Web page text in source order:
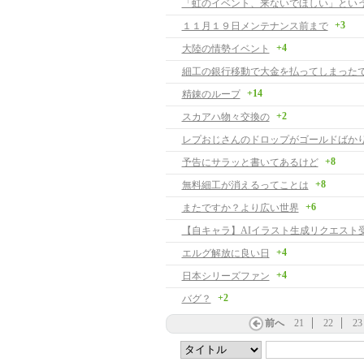
１１月１９日メンテナンス前まで +3
大陸の情勢イベント +4
細工の銀行移動で大金を払ってしまった
精錬のループ
+14
スカアハ物々交換の +2
レプおじさんのドロップがゴールドばか
予告にサラッと書いてあるけど
+8
無料細工が消えるってことは +8
またですか？より広い世界 +6
エルグ解放に良い日 +4
日本シリーズファン +4
バグ？ +2
前へ 21 22 23